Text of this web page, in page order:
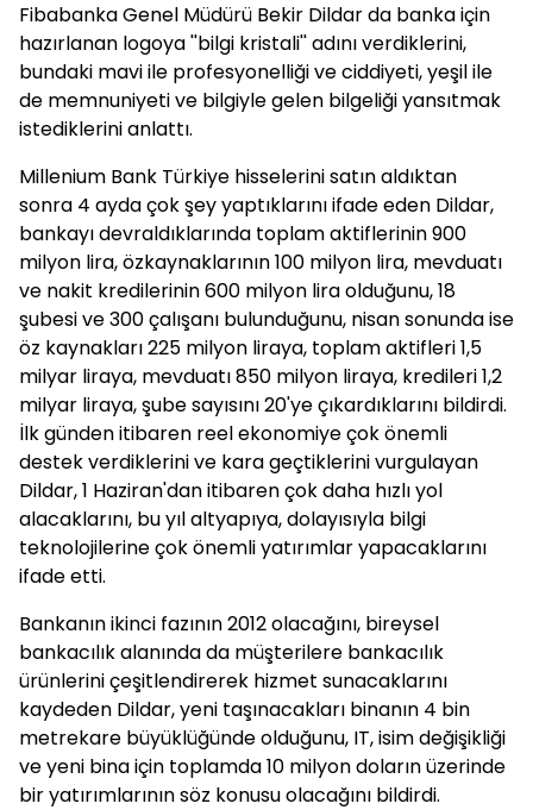
Fibabanka Genel Müdürü Bekir Dildar da banka için
hazırlanan logoya ''bilgi kristali'' adını verdiklerini,
bundaki mavi ile profesyonelliği ve ciddiyeti, yeşil ile
de memnuniyeti ve bilgiyle gelen bilgeliği yansıtmak
istediklerini anlattı.
Millenium Bank Türkiye hisselerini satın aldıktan
sonra 4 ayda çok şey yaptıklarını ifade eden Dildar,
bankayı devraldıklarında toplam aktiflerinin 900
milyon lira, özkaynaklarının 100 milyon lira, mevduatı
ve nakit kredilerinin 600 milyon lira olduğunu, 18
şubesi ve 300 çalışanı bulunduğunu, nisan sonunda ise
öz kaynakları 225 milyon liraya, toplam aktifleri 1,5
milyar liraya, mevduatı 850 milyon liraya, kredileri 1,2
milyar liraya, şube sayısını 20'ye çıkardıklarını bildirdi.
İlk günden itibaren reel ekonomiye çok önemli
destek verdiklerini ve kara geçtiklerini vurgulayan
Dildar, 1 Haziran'dan itibaren çok daha hızlı yol
alacaklarını, bu yıl altyapıya, dolayısıyla bilgi
teknolojilerine çok önemli yatırımlar yapacaklarını
ifade etti.
Bankanın ikinci fazının 2012 olacağını, bireysel
bankacılık alanında da müşterilere bankacılık
ürünlerini çeşitlendirerek hizmet sunacaklarını
kaydeden Dildar, yeni taşınacakları binanın 4 bin
metrekare büyüklüğünde olduğunu, IT, isim değişikliği
ve yeni bina için toplamda 10 milyon doların üzerinde
bir yatırımlarının söz konusu olacağını bildirdi.